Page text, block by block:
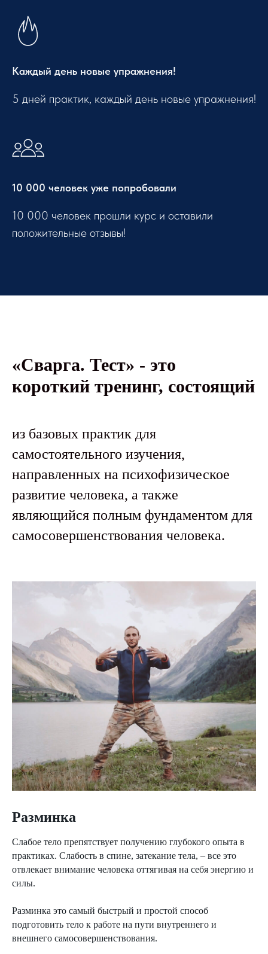
Каждый день новые упражнения!
5 дней практик, каждый день новые упражнения!
10 000 человек уже попробовали
10 000 человек прошли курс и оставили
положительные отзывы!
«Сварга. Тест» - это
короткий тренинг, состоящий
из базовых практик для
самостоятельного изучения,
направленных на психофизическое
развитие человека, а также
являющийся полным фундаментом для
самосовершенствования человека.
Разминка
Cлабое тело препятствует получению глубокого опыта в
практиках. Слабость в спине, затекание тела, – все это
отвлекает внимание человека оттягивая на себя энергию и
силы.
Разминка это самый быстрый и простой способ
подготовить тело к работе на пути внутреннего и
внешнего самосовершенствования.